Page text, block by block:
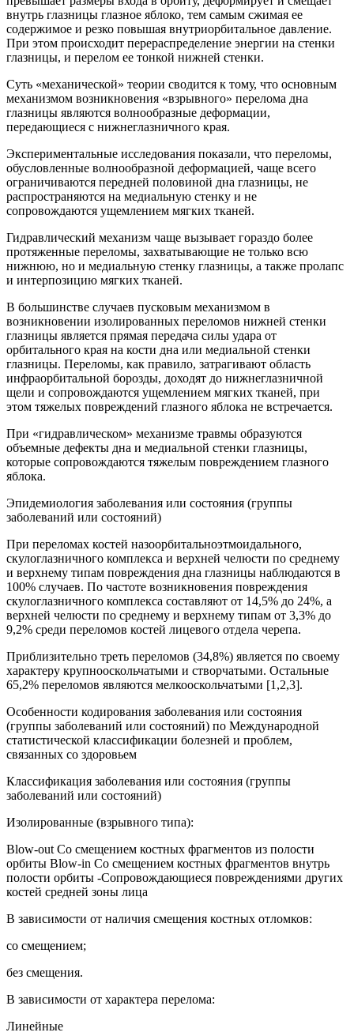
внутрь глазницы глазное яблоко, тем самым сжимая ее
содержимое и резко повышая внутриорбитальное давление.
При этом происходит перераспределение энергии на стенки
глазницы, и перелом ее тонкой нижней стенки.
Суть «механической» теории сводится к тому, что основным
механизмом возникновения «взрывного» перелома дна
глазницы являются волнообразные деформации,
передающиеся с нижнеглазничного края.
Экспериментальные исследования показали, что переломы,
обусловленные волнообразной деформацией, чаще всего
ограничиваются передней половиной дна глазницы, не
распространяются на медиальную стенку и не
сопровождаются ущемлением мягких тканей.
Гидравлический механизм чаще вызывает гораздо более
протяженные переломы, захватывающие не только всю
нижнюю, но и медиальную стенку глазницы, а также пролапс
и интерпозицию мягких тканей.
В большинстве случаев пусковым механизмом в
возникновении изолированных переломов нижней стенки
глазницы является прямая передача силы удара от
орбитального края на кости дна или медиальной стенки
глазницы. Переломы, как правило, затрагивают область
инфраорбитальной борозды, доходят до нижнеглазничной
щели и сопровождаются ущемлением мягких тканей, при
этом тяжелых повреждений глазного яблока не встречается.
При «гидравлическом» механизме травмы образуются
объемные дефекты дна и медиальной стенки глазницы,
которые сопровождаются тяжелым повреждением глазного
яблока.
Эпидемиология заболевания или состояния (группы
заболеваний или состояний)
При переломах костей назоорбитальноэтмоидального,
скулоглазничного комплекса и верхней челюсти по среднему
и верхнему типам повреждения дна глазницы наблюдаются в
100% случаев. По частоте возникновения повреждения
скулоглазничного комплекса составляют от 14,5% до 24%, а
верхней челюсти по среднему и верхнему типам от 3,3% до
9,2% среди переломов костей лицевого отдела черепа.
Приблизительно треть переломов (34,8%) является по своему
характеру крупнооскольчатыми и створчатыми. Остальные
65,2% переломов являются мелкооскольчатыми [1,2,3].
Особенности кодирования заболевания или состояния
(группы заболеваний или состояний) по Международной
статистической классификации болезней и проблем,
связанных со здоровьем
Классификация заболевания или состояния (группы
заболеваний или состояний)
Изолированные (взрывного типа):
Blow-out Со смещением костных фрагментов из полости
орбиты Blow-in Со смещением костных фрагментов внутрь
полости орбиты -Сопровождающиеся повреждениями других
костей средней зоны лица
В зависимости от наличия смещения костных отломков:
со смещением;
без смещения.
В зависимости от характера перелома:
Линейные